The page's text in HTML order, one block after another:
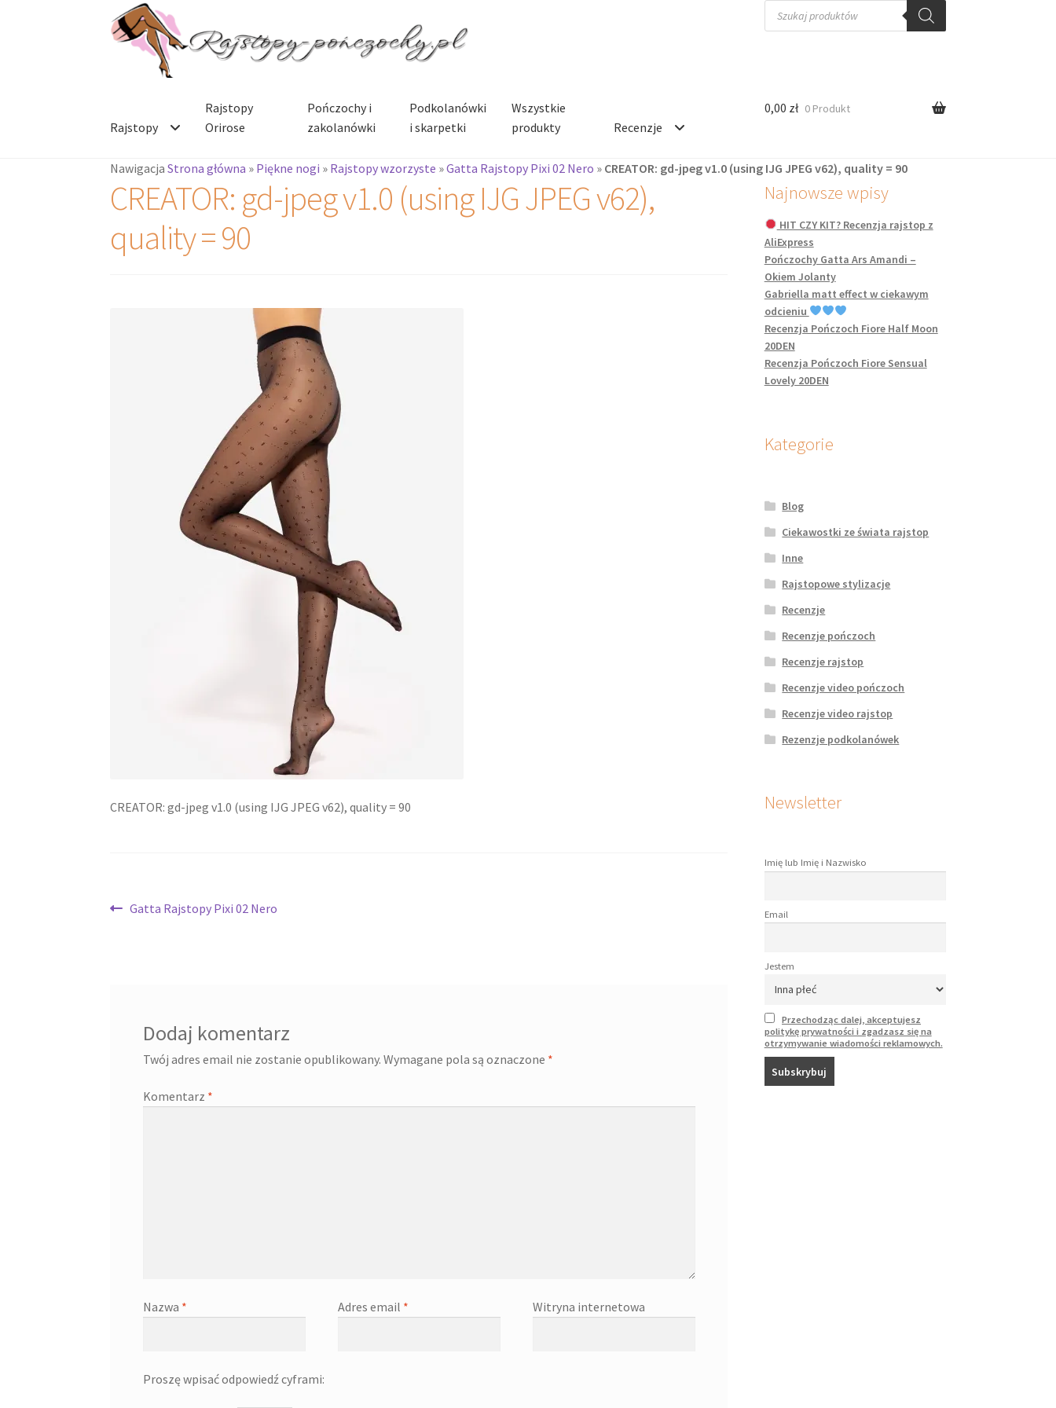
Przejdź
do
nawigacji
Przejdź
do
treści
Wyszukiwarka
produktów
Rajstopy
Rajstopy
Orirose
Pończochy i
zakolanówki
Podkolanówki
i skarpetki
Wszystkie
produkty
Recenzje
0,00 zł 0 Produkt
NawigacjaStrona główna » Piękne nogi » Rajstopy wzorzyste »Gatta Rajstopy Pixi 02 Nero » CREATOR: gd-jpeg v1.0 (using IJG JPEG v62), quality = 90
CREATOR: gd-jpeg v1.0 (using IJG JPEG v62),
quality = 90
CREATOR: gd-jpeg v1.0 (using IJG JPEG v62), quality = 90
Nawigacja
Poprzedni
Gatta Rajstopy Pixi 02 Nero
Dodaj komentarz
Twój adres email nie zostanie opublikowany. Wymagane pola są oznaczone *
Komentarz *
Nazwa * Adres email * Witryna internetowa
Proszę wpisać odpowiedź cyframi:
Najnowsze wpisy
HIT CZY KIT? Recenzja rajstop z
AliExpress
Pończochy Gatta Ars Amandi –
Okiem Jolanty
Gabriella matt effect w ciekawym
odcieniu
Recenzja Pończoch Fiore Half Moon
20DEN
Recenzja Pończoch Fiore Sensual
Lovely 20DEN
Kategorie
Blog
Ciekawostki ze świata rajstop
Inne
Rajstopowe stylizacje
Recenzje
Recenzje pończoch
Recenzje rajstop
Recenzje video pończoch
Recenzje video rajstop
Rezenzje podkolanówek
Newsletter
Imię lub Imię i Nazwisko
Email
Jestem
Przechodząc dalej, akceptujesz
politykę prywatności i zgadzasz się na
otrzymywanie wiadomości reklamowych.